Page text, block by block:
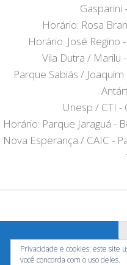
Gasparini
Horário: Rosa
Horário: José Regino
Vila Dutra / Marilu
Parque Sabiás /
Unesp / CTI
Horário: Parque Jaraguá -
Nova Esperança / CAIC -
Privacidade e cookies: este site
você concorda com o uso deles.